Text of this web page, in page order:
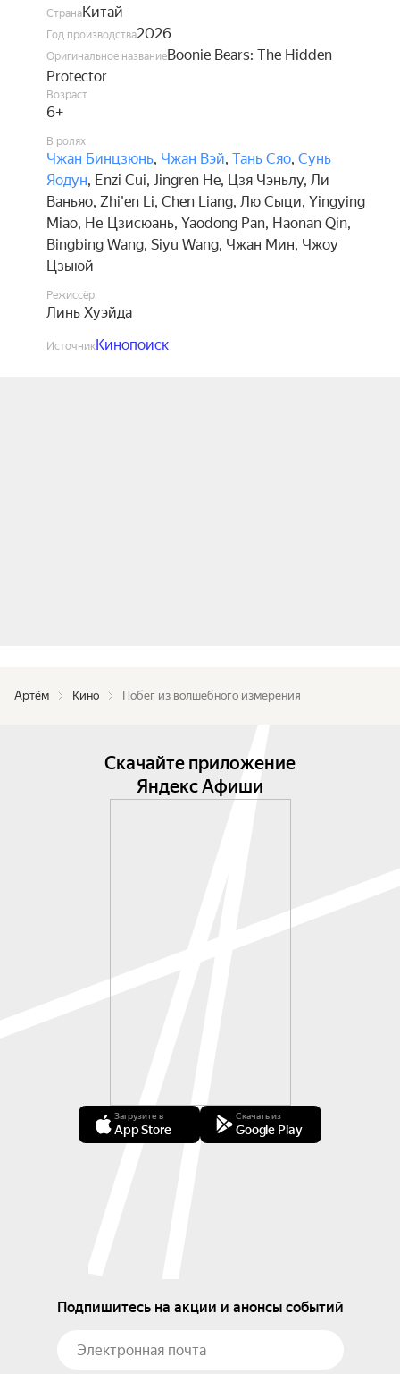
СтранаКитай
Год производства2026
Оригинальное названиеBoonie Bears: The Hidden
Protector
Возраст
6+
В ролях
Чжан Бинцзюнь, Чжан Вэй, Тань Сяо, Сунь
Яодун, Enzi Cui, Jingren He, Цзя Чэньлу, Ли
Ваньяо, Zhi'en Li, Chen Liang, Лю Сыци, Yingying
Miao, Не Цзисюань, Yaodong Pan, Haonan Qin,
Bingbing Wang, Siyu Wang, Чжан Мин, Чжоу
Цзыюй
Режиссёр
Линь Хуэйда
ИсточникКинопоиск
Артём Кино Побег из волшебного измерения
Скачайте приложение
Яндекс Афиши
Загрузите в
App Store
Скачать из
Google Play
Подпишитесь на акции и анонсы событий